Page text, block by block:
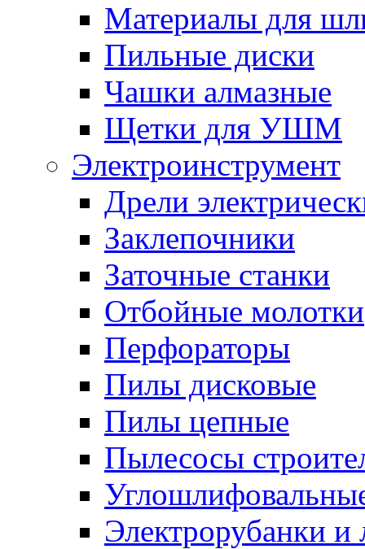
Материалы для
Пильные диски
Чашки алмазные
Щетки для УШМ
Электроинструмент
Дрели
Заклепочники
Заточные станки
Отбойные молотки
Перфораторы
Пилы дисковые
Пилы цепные
Пылесосы
Электрорубанки и